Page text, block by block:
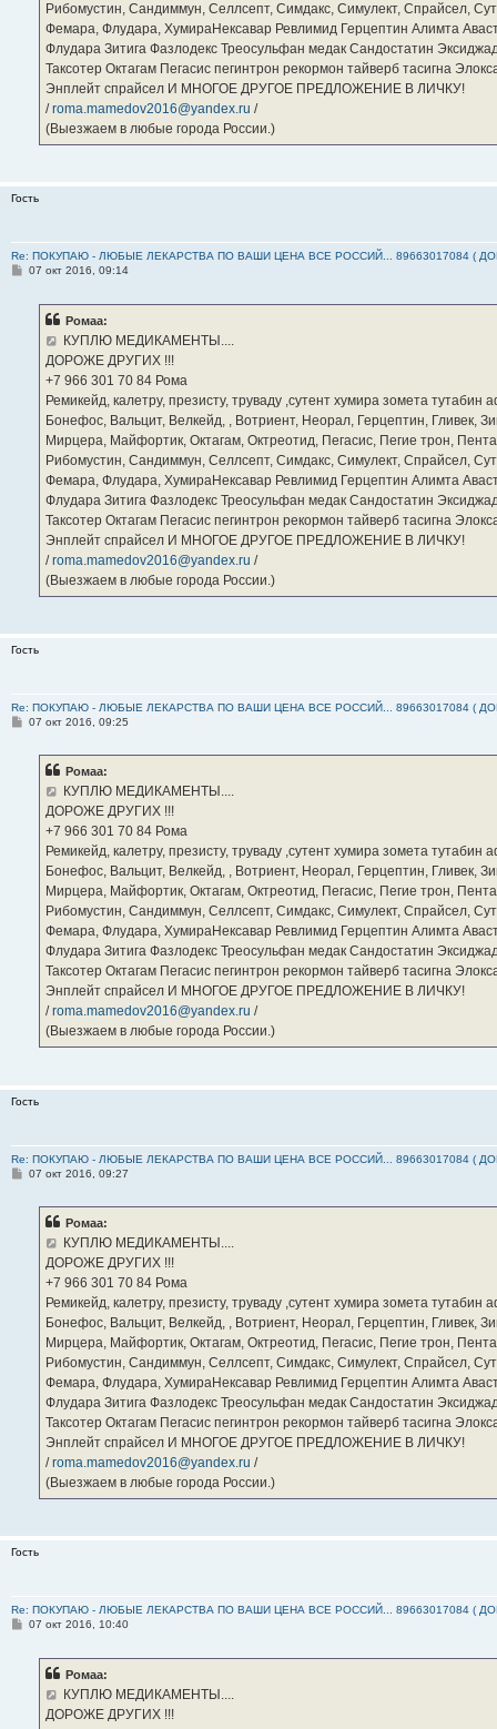
Рибомустин, Сандиммун, Селлсепт, Симдакс, Симулект, Спрайсел,
Фемара, Флудара, ХумираНексавар Ревлимид Герцептин Алимта
Флудара Зитига Фазлодекс Треосульфан медак Сандостатин
Таксотер Октагам Пегасис пегинтрон рекормон тайверб тасигна
Энплейт спрайсел И МНОГОЕ ДРУГОЕ ПРЕДЛОЖЕНИЕ В ЛИЧКУ!
/roma.mamedov2016@yandex.ru /
(Выезжаем в любые города России.)
Гость
Re: ПОКУПАЮ - ЛЮБЫЕ ЛЕКАРСТВА ПО ВАШИ ЦЕНА ВСЕ РОССИЙ... 89663017084 (
С07 окт 2016, 09:14
Ромаа:
КУПЛЮ МЕДИКАМЕНТЫ....
ДОРОЖЕ ДРУГИХ !!!
‪+7 966 301 70 84‬ Рома
Ремикейд, калетру, презисту, труваду ,сутент хумира зомета
Бонефос, Вальцит, Велкейд, , Вотриент, Неорал, Герцептин, Гливек,
Мирцера, Майфортик, Октагам, Октреотид, Пегасис, Пегие трон,
Рибомустин, Сандиммун, Селлсепт, Симдакс, Симулект, Спрайсел,
Фемара, Флудара, ХумираНексавар Ревлимид Герцептин Алимта
Флудара Зитига Фазлодекс Треосульфан медак Сандостатин
Таксотер Октагам Пегасис пегинтрон рекормон тайверб тасигна
Энплейт спрайсел И МНОГОЕ ДРУГОЕ ПРЕДЛОЖЕНИЕ В ЛИЧКУ!
/roma.mamedov2016@yandex.ru /
(Выезжаем в любые города России.)
Гость
Re: ПОКУПАЮ - ЛЮБЫЕ ЛЕКАРСТВА ПО ВАШИ ЦЕНА ВСЕ РОССИЙ... 89663017084 (
С07 окт 2016, 09:25
Ромаа:
КУПЛЮ МЕДИКАМЕНТЫ....
ДОРОЖЕ ДРУГИХ !!!
‪+7 966 301 70 84‬ Рома
Ремикейд, калетру, презисту, труваду ,сутент хумира зомета
Бонефос, Вальцит, Велкейд, , Вотриент, Неорал, Герцептин, Гливек,
Мирцера, Майфортик, Октагам, Октреотид, Пегасис, Пегие трон,
Рибомустин, Сандиммун, Селлсепт, Симдакс, Симулект, Спрайсел,
Фемара, Флудара, ХумираНексавар Ревлимид Герцептин Алимта
Флудара Зитига Фазлодекс Треосульфан медак Сандостатин
Таксотер Октагам Пегасис пегинтрон рекормон тайверб тасигна
Энплейт спрайсел И МНОГОЕ ДРУГОЕ ПРЕДЛОЖЕНИЕ В ЛИЧКУ!
/roma.mamedov2016@yandex.ru /
(Выезжаем в любые города России.)
Гость
Re: ПОКУПАЮ - ЛЮБЫЕ ЛЕКАРСТВА ПО ВАШИ ЦЕНА ВСЕ РОССИЙ... 89663017084 (
С07 окт 2016, 09:27
Ромаа:
КУПЛЮ МЕДИКАМЕНТЫ....
ДОРОЖЕ ДРУГИХ !!!
‪+7 966 301 70 84‬ Рома
Ремикейд, калетру, презисту, труваду ,сутент хумира зомета
Бонефос, Вальцит, Велкейд, , Вотриент, Неорал, Герцептин, Гливек,
Мирцера, Майфортик, Октагам, Октреотид, Пегасис, Пегие трон,
Рибомустин, Сандиммун, Селлсепт, Симдакс, Симулект, Спрайсел,
Фемара, Флудара, ХумираНексавар Ревлимид Герцептин Алимта
Флудара Зитига Фазлодекс Треосульфан медак Сандостатин
Таксотер Октагам Пегасис пегинтрон рекормон тайверб тасигна
Энплейт спрайсел И МНОГОЕ ДРУГОЕ ПРЕДЛОЖЕНИЕ В ЛИЧКУ!
/roma.mamedov2016@yandex.ru /
(Выезжаем в любые города России.)
Гость
Re: ПОКУПАЮ - ЛЮБЫЕ ЛЕКАРСТВА ПО ВАШИ ЦЕНА ВСЕ РОССИЙ... 89663017084 (
С07 окт 2016, 10:40
Ромаа:
КУПЛЮ МЕДИКАМЕНТЫ....
ДОРОЖЕ ДРУГИХ !!!